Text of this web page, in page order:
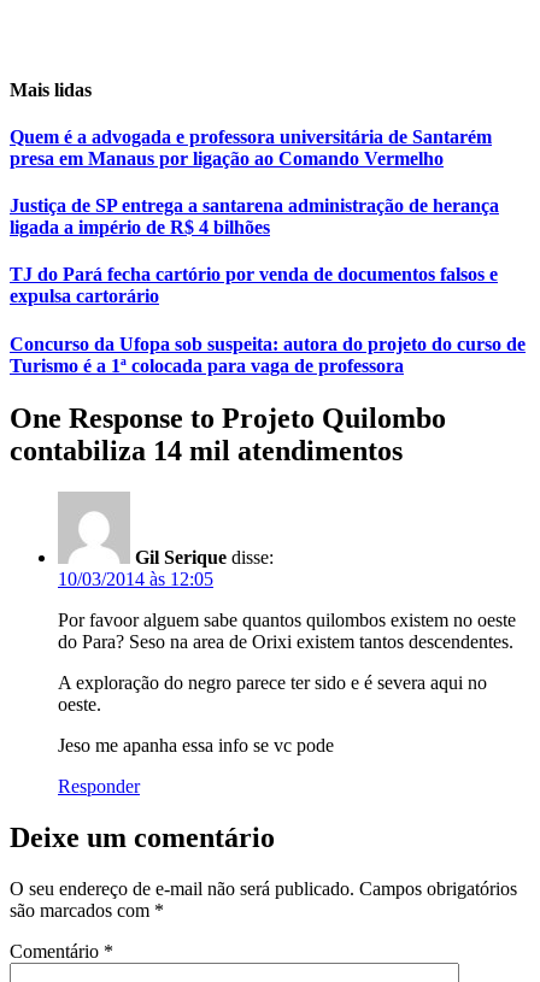
Mais lidas
Quem é a advogada e professora universitária de Santarém
presa em Manaus por ligação ao Comando Vermelho
Justiça de SP entrega a santarena administração de herança
ligada a império de R$ 4 bilhões
TJ do Pará fecha cartório por venda de documentos falsos e
expulsa cartorário
Concurso da Ufopa sob suspeita: autora do projeto do curso de
Turismo é a 1ª colocada para vaga de professora
One Response to Projeto Quilombo
contabiliza 14 mil atendimentos
Gil Serique disse:
10/03/2014 às 12:05
Por favoor alguem sabe quantos quilombos existem no oeste
do Para? Seso na area de Orixi existem tantos descendentes.
A exploração do negro parece ter sido e é severa aqui no
oeste.
Jeso me apanha essa info se vc pode
Responder
Deixe um comentário
O seu endereço de e-mail não será publicado. Campos obrigatórios
são marcados com *
Comentário *